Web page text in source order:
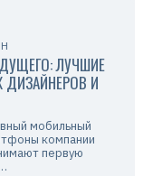
ЛУЧШИЕ
И
мобильный
компании
первую